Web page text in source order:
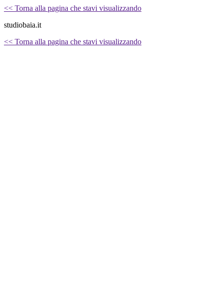
<< Torna alla pagina che stavi visualizzando
studiobaia.it
<< Torna alla pagina che stavi visualizzando